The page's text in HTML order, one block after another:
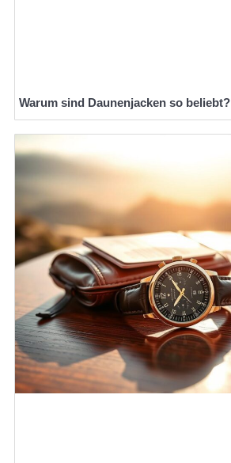
Warum sind Daunenjacken so beliebt?